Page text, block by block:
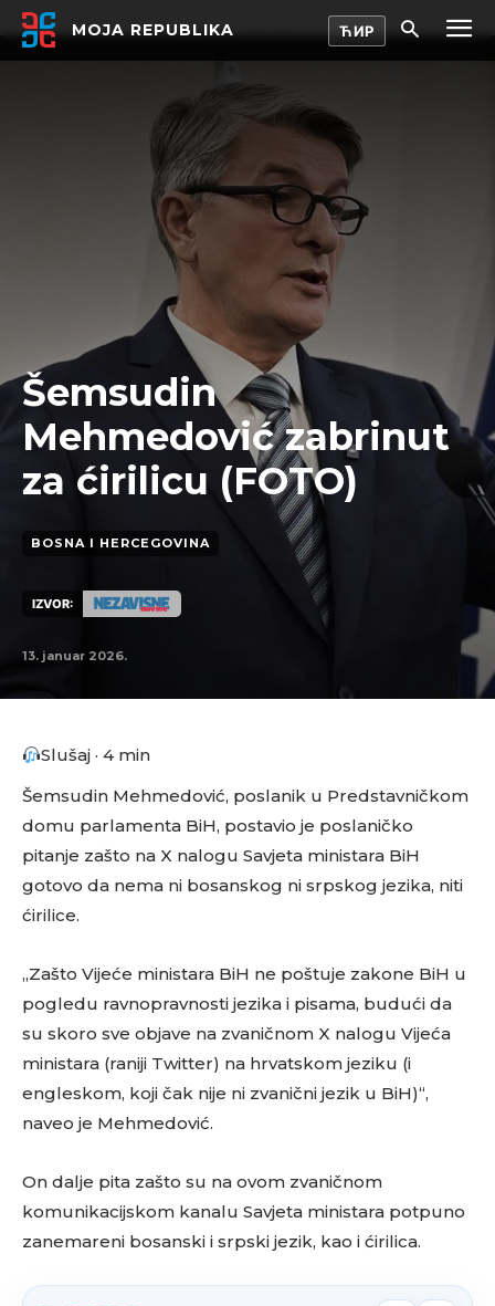
MOJA REPUBLIKA
Šemsudin
Mehmedović zabrinut
za ćirilicu (FOTO)
BOSNA I HERCEGOVINA
IZVOR:
13. januar 2026.
Slušaj · 4 min
Šemsudin Mehmedović, poslanik u Predstavničkom
domu parlamenta BiH, postavio je poslaničko
pitanje zašto na X nalogu Savjeta ministara BiH
gotovo da nema ni bosanskog ni srpskog jezika, niti
ćirilice.
„Zašto Vijeće ministara BiH ne poštuje zakone BiH u
pogledu ravnopravnosti jezika i pisama, budući da
su skoro sve objave na zvaničnom X nalogu Vijeća
ministara (raniji Twitter) na hrvatskom jeziku (i
engleskom, koji čak nije ni zvanični jezik u BiH)“,
naveo je Mehmedović.
On dalje pita zašto su na ovom zvaničnom
komunikacijskom kanalu Savjeta ministara potpuno
zanemareni bosanski i srpski jezik, kao i ćirilica.